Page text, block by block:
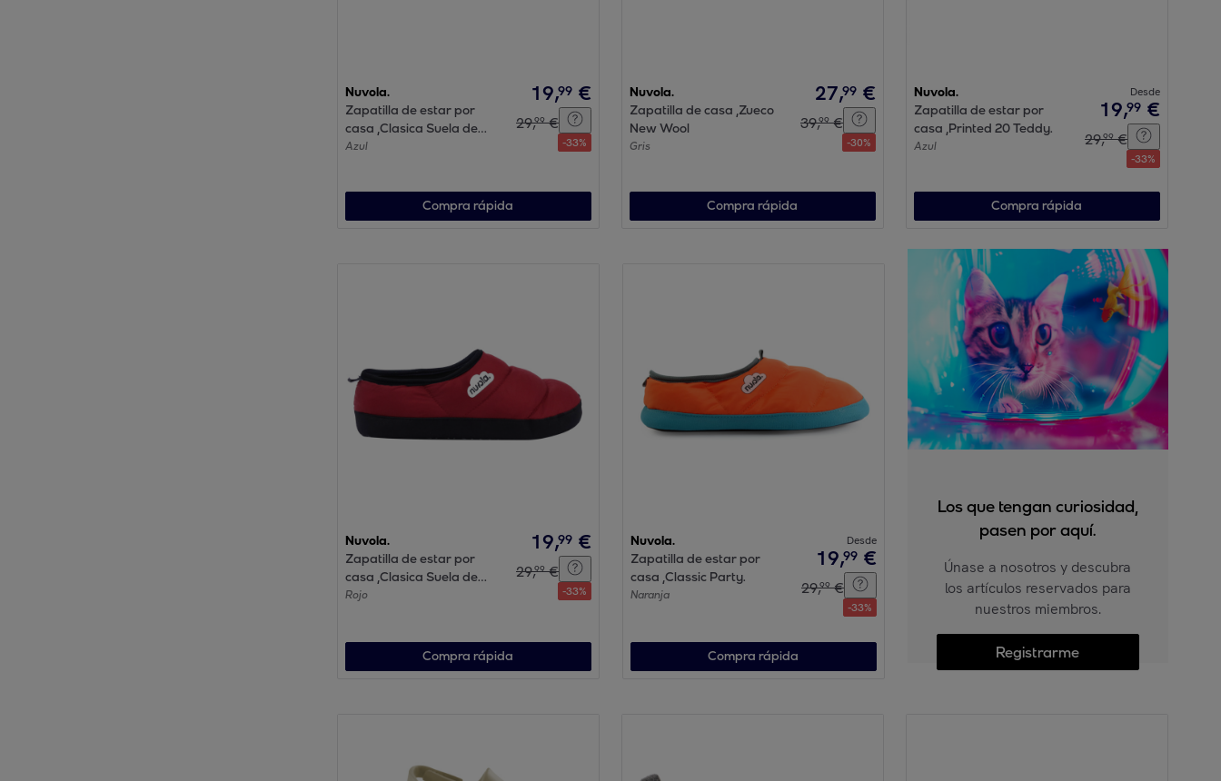
Nuvola.
Zapatilla de estar por
casa ,Clasica Suela de
Goma.
Azul
19,99 €
29,99 €
-33%
Compra rápida
Nuvola.
Zapatilla de casa ,Zueco
New Wool
Gris
27,99 €
39,99 €
-30%
Compra rápida
Nuvola.
Zapatilla de estar por
casa ,Printed 20 Teddy.
Azul
Desde
19,99 €
29,99 €
-33%
Compra rápida
Nuvola.
Zapatilla de estar por
casa ,Clasica Suela de
Goma.
Rojo
19,99 €
29,99 €
-33%
Compra rápida
Nuvola.
Zapatilla de estar por
casa ,Classic Party.
Naranja
Desde
19,99 €
29,99 €
-33%
Compra rápida
Los que tengan curiosidad,
pasen por aquí.
Únase a nosotros y descubra
los artículos reservados para
nuestros miembros.
Registrarme